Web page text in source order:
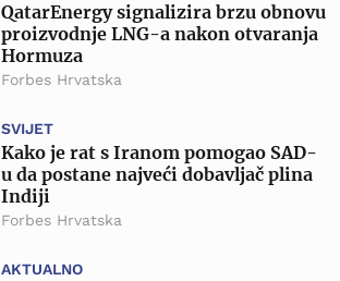
QatarEnergy signalizira brzu obnovu
proizvodnje LNG-a nakon otvaranja
Hormuza
Forbes Hrvatska
SVIJET
Kako je rat s Iranom pomogao SAD-
u da postane najveći dobavljač plina
Indiji
Forbes Hrvatska
AKTUALNO